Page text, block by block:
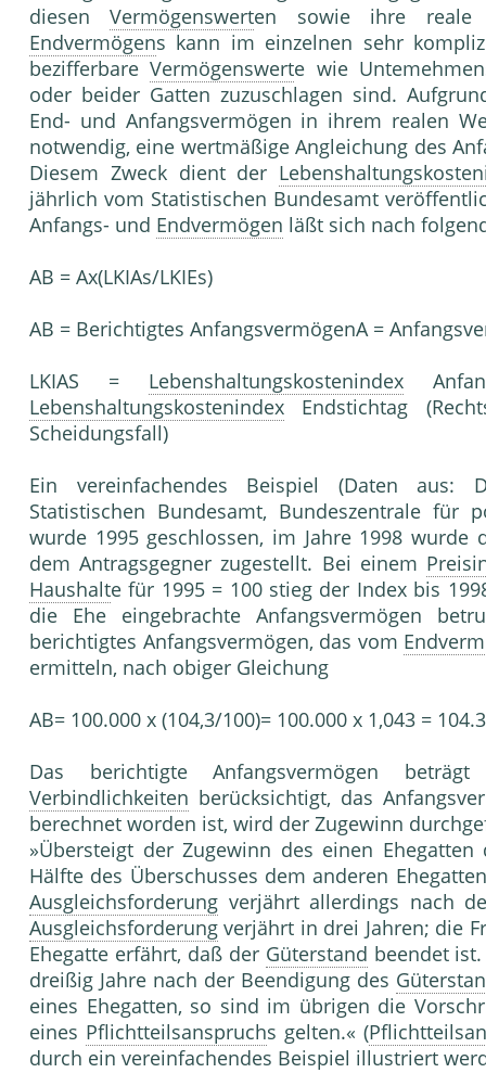
diesenVermögenswerten sowie ihre reale
Endvermögens kann im einzelnen sehr
bezifferbareVermögenswerte wie
oder beider Gatten zuzuschlagen sind.
End- und Anfangsvermögen in ihrem realen
notwendig, eine wertmäßige Angleichung des
Diesem Zweck dient der
jährlich vom Statistischen Bundesamt
Anfangs- und Endvermögen läßt sich nach
AB = Ax(LKIAs/LKIEs)
AB = Berichtigtes AnfangsvermögenA =
LKIAS = Lebenshaltungskostenindex
Lebenshaltungskostenindex Endstichtag
Scheidungsfall)
Ein vereinfachendes Beispiel (Daten aus:
Statistischen Bundesamt, Bundeszentrale für
wurde 1995 geschlossen, im Jahre 1998
dem Antragsgegner zugestellt. Bei einem
Haushalte für 1995 = 100 stieg der Index bis
die Ehe eingebrachte Anfangsvermögen
berichtigtes Anfangsvermögen, das vom
ermitteln, nach obiger Gleichung
AB= 100.000 x (104,3/100)= 100.000 x 1,043 =
Das berichtigte Anfangsvermögen
Verbindlichkeiten berücksichtigt, das
berechnet worden ist, wird der Zugewinn
»Übersteigt der Zugewinn des einen
Hälfte des Überschusses dem anderen
Ausgleichsforderung verjährt allerdings nach
Ausgleichsforderung verjährt in drei Jahren; die
Ehegatte erfährt, daß der Güterstand beendet
dreißig Jahre nach der Beendigung des
eines Ehegatten, so sind im übrigen die
eines Pflichtteilsanspruchs gelten.« (
durch ein vereinfachendes Beispiel illustriert